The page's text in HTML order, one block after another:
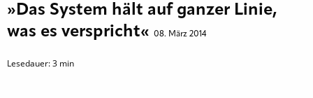
»Das System hält auf ganzer Linie,
was es verspricht« 08. März 2014
Lesedauer:3 min